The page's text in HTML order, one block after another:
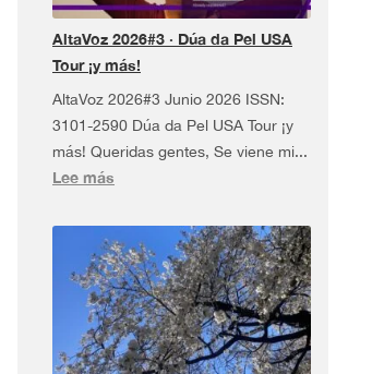
AltaVoz 2026#3 · Dúa da Pel USA
Tour ¡y más!
AltaVoz 2026#3 Junio 2026 ISSN:
3101-2590 Dúa da Pel USA Tour ¡y
más! Queridas gentes, Se viene mi...
Lee más
2026#3
·
Dúa
da
Pel
USA